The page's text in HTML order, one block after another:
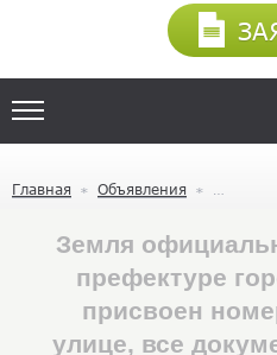
Главная Объявления
Земля
префектуре
присвоен
улице, все